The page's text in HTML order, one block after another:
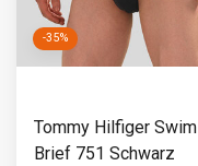
-35%
Tommy Hilfiger Swim
Brief 751 Schwarz